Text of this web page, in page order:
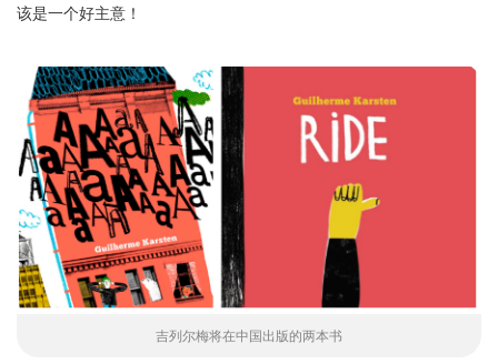
该是一个好主意！
吉列尔梅将在中国出版的两本书